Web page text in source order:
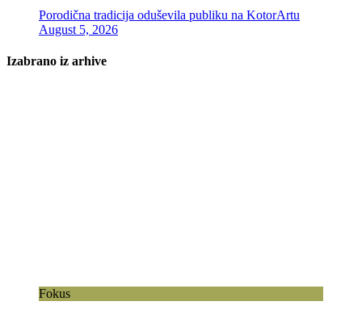
Porodična tradicija oduševila publiku na KotorArtu
August 5, 2026
Izabrano iz arhive
Fokus